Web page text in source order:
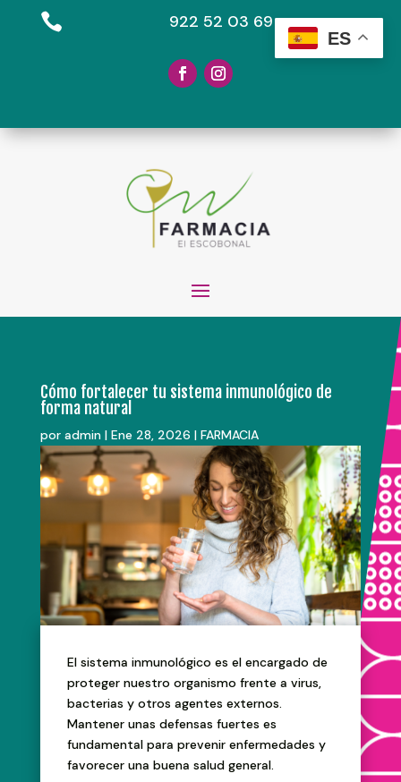
 922 52 03 69
Cómo fortalecer tu sistema inmunológico de
forma natural
por admin| Ene 28, 2026 | FARMACIA
El sistema inmunológico es el encargado de
proteger nuestro organismo frente a virus,
bacterias y otros agentes externos.
Mantener unas defensas fuertes es
fundamental para prevenir enfermedades y
favorecer una buena salud general.
ES